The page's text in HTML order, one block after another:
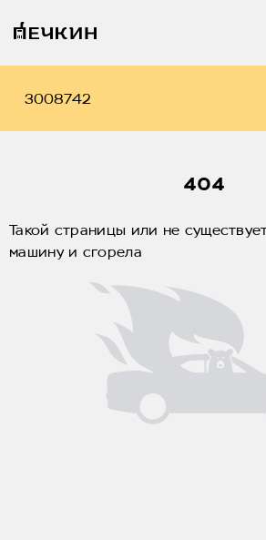
404
Такой страницы или не
машину и сгорела